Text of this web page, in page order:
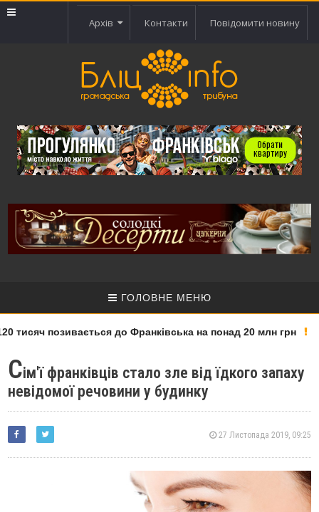
Архів Контакти Повідомити новину
ГОЛОВНЕ МЕНЮ
позивається до Франківська на понад 20 млн грн
Сім'ї франківців стало зле від їдкого запаху
невідомої речовини у будинку
27 Листопада 2019, 09:25